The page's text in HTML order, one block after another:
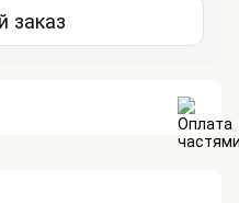
заказ